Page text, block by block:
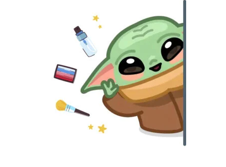
Coups de coeur
Du côté des créateurs
Boutique